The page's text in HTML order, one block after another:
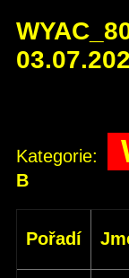
Kategorie:
B
Pořadí